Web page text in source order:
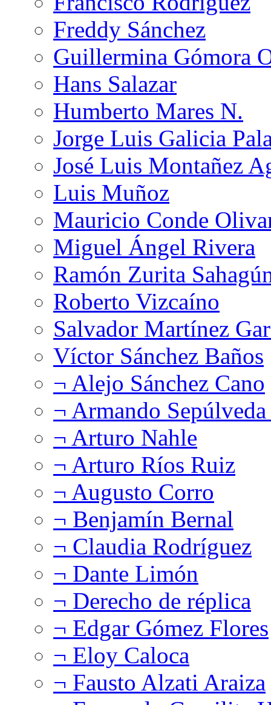
Freddy Sánchez
Guillermina Gómora
Hans Salazar
Humberto Mares N.
Jorge Luis Galicia
José Luis Montañez
Luis Muñoz
Mauricio Conde
Miguel Ángel Rivera
Ramón Zurita
Roberto Vizcaíno
Salvador Martínez
Víctor Sánchez Baños
¬ Alejo Sánchez Cano
¬ Armando
¬ Arturo Nahle
¬ Arturo Ríos Ruiz
¬ Augusto Corro
¬ Benjamín Bernal
¬ Claudia Rodríguez
¬ Dante Limón
¬ Derecho de réplica
¬ Edgar Gómez Flores
¬ Eloy Caloca
¬ Fausto Alzati Araiza